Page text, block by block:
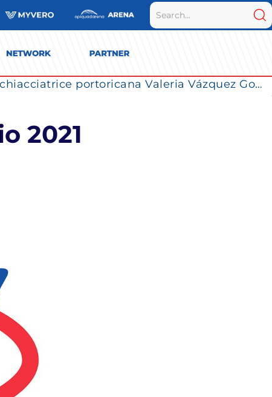
La Numia Vero Volley completa il roster: la schiacciatrice portoricana Valeria Vázquez Gomez è l’ultimo innesto di Milano per la stagione 2026/2027
2021